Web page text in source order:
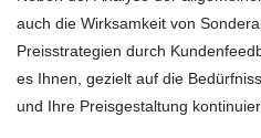
auch die Wirksamkeit von
Preisstrategien durch
es Ihnen, gezielt auf die
und Ihre Preisgestaltung